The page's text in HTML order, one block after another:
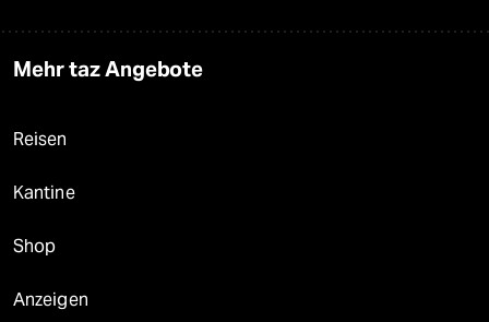
Mehr taz Angebote
Reisen
Kantine
Shop
Anzeigen